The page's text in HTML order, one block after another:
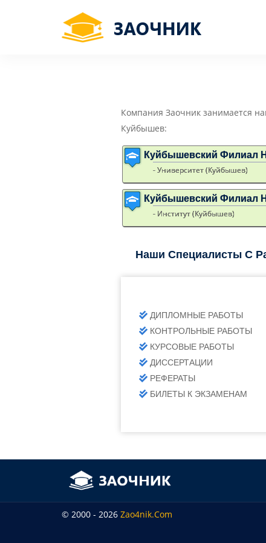
Компания Заочник занимается
Куйбышев:
Куйбышевский Филиал
- Университет (Куйбышев)
Куйбышевский Филиал
- Институт (Куйбышев)
Наши Специалисты С
ДИПЛОМНЫЕ РАБОТЫ
КОНТРОЛЬНЫЕ РАБОТЫ
КУРСОВЫЕ РАБОТЫ
ДИССЕРТАЦИИ
РЕФЕРАТЫ
БИЛЕТЫ К ЭКЗАМЕНАМ
© 2000 - 2026 Zao4nik.com